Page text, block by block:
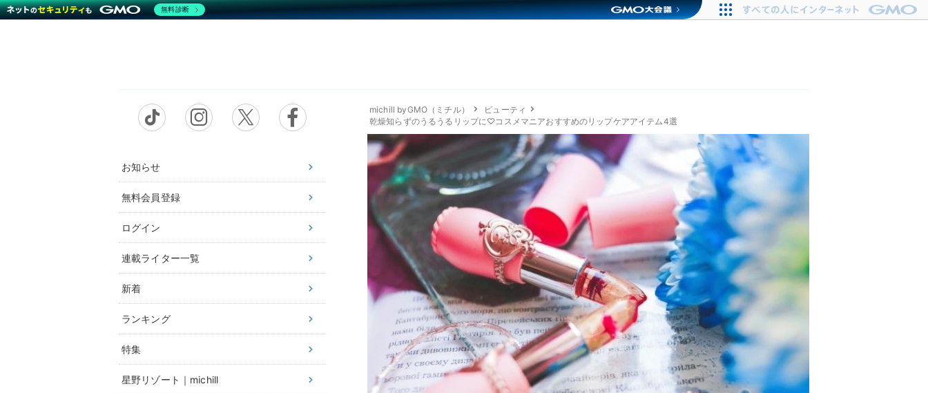
お知らせ
無料会員登録
ログイン
連載ライター一覧
新着
ランキング
特集
星野リゾート｜michill
michill byGMO（ミチル）
ビューティ
乾燥知らずのうるうるリップに♡コスメマニアおすすめのリップケアアイテム4選
無料診断